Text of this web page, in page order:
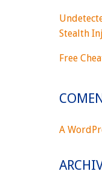
Stealth
Free
A